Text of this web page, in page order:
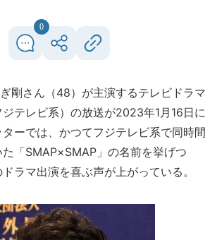
0
剛さん（48）が主演するテレビドラマ
ジテレビ系）の放送が2023年1月16日に
ーでは、かつてフジテレビ系で同時間
「SMAP×SMAP」の名前を挙げつ
ラマ出演を喜ぶ声が上がっている。